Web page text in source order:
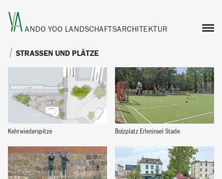
ANDO YOO LANDSCHAFTSARCHITEKTUR
STRASSEN UND PLÄTZE
Kehrwiederspitze Bolzplatz Erleninsel Stade